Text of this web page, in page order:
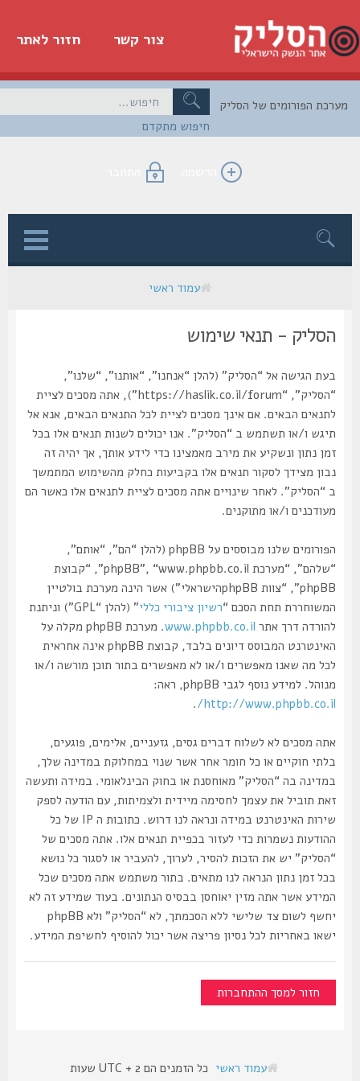
חזור לאתר צור קשר
חיפוש מתקדם
הפורומים של הסליק
הרשמה התחבר
עמוד ראשי
הסליק - תנאי שימוש
בעת הגישה אל “הסליק” (להלן “אנחנו”, “אותנו”, “שלנו”,
“הסליק”, “https://haslik.co.il/forum”), אתה מסכים לציית
לתנאים הבאים. אם אינך מסכים לציית לכל התנאים הבאים, אנא אל
תיגש ו/או תשתמש ב “הסליק”. אנו יכולים לשנות תנאים אלו בכל
זמן נתון ונשקיע את מירב מאמצינו כדי לידע אותך, אך יהיה זה
נבון מצידך לסקור תנאים אלו בקביעות כחלק מהשימוש המתמשך
ב “הסליק”. לאחר שינויים אתה מסכים לציית לתנאים אלו כאשר הם
מעודכנים ו/או מתוקנים.
הפורומים שלנו מבוססים על phpBB (להלן “הם”, “אותם”,
“שלהם”, “מערכת phpBB”, “www.phpbb.co.il”, “קבוצת
phpBB”, “צוות phpBBהישראלי”) אשר הינה מערכת בולטיין
המשוחררת תחת הסכם “רשיון ציבורי כללי
” (להלן “GPL”) וניתנת
להורדה דרך אתר www.phpbb.co.il
. מערכת phpBB מקלה על
האינטרנט המבוסס דיונים בלבד, קבוצת phpBB אינה אחראית
לכל מה שאנו מאפשרים ו/או לא מאפשרים בתור תוכן מורשה ו/או
מנוהל. למידע נוסף לגבי phpBB, ראה:
http://www.phpbb.co.il/
.
אתה מסכים לא לשלוח דברים גסים, גזעניים, אלימים, פוגעים,
בלתי חוקיים או כל חומר אחר אשר שנוי במחלוקת במדינה שלך,
במדינה בה “הסליק” מאוחסנת או בחוק הבינלאומי. במידה ותעשה
זאת תוביל את עצמך לחסימה מיידית ולצמיתות, עם הודעה לספק
שירות האינטרנט במידה ונראה לנו דרוש. כתובות ה IP של כל
ההודעות נשמרות כדי לעזור בכפיית תנאים אלו. אתה מסכים של
“הסליק” יש את הזכות להסיר, לערוך, להעביר או לסגור כל נושא
בכל זמן נתון הנראה לנו מתאים. בתור משתמש אתה מסכים שכל
המידע אשר אתה מזין יאוחסן בבסיס הנתונים. בעוד שמידע זה לא
יחשף לשום צד שלישי ללא הסכמתך, לא “הסליק” ולא phpBB
ישאו באחריות לכל נסיון פריצה אשר יכול להוסיף לחשיפת המידע.
חזור למסך ההתחברות
עמוד ראשי כל הזמנים הם UTC + 2 שעות